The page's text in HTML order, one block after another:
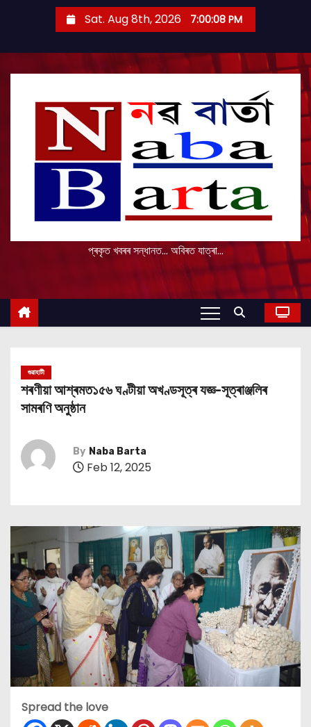
Sat. Aug 8th, 2026 7:00:09 PM
প্ৰকৃত খবৰৰ সন্ধানত... অবিৰত যাত্ৰা...
গুৱাহাটী
শৰণীয়া আশ্ৰমত১৫৬ ঘণ্টীয়া অখণ্ডসূত্ৰ যজ্ঞ-সূত্ৰাঞ্জলিৰ
সামৰণি অনুষ্ঠান
By Naba Barta
Feb 12, 2025
Spread the love